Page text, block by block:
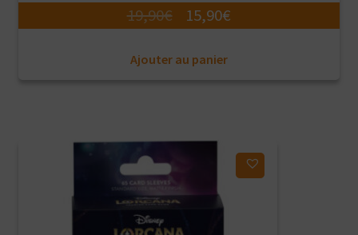
19,90€
Le
initial
15,90€
Ajouter au panier
Ajouter à ma liste d'envies